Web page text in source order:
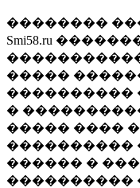
��������
Smi58.ru
�����
����������
�
����� ����
����������
������ �
����������